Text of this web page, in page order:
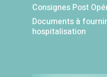
Consignes Post
Documents à
hospitalisation